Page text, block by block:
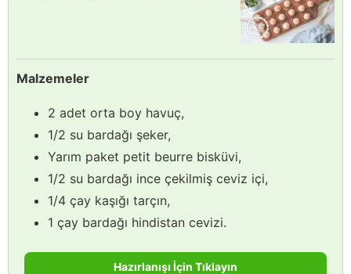
Malzemeler
2 adet orta boy havuç,
1/2 su bardağı şeker,
Yarım paket petit beurre bisküvi,
1/2 su bardağı ince çekilmiş ceviz içi,
1/4 çay kaşığı tarçın,
1 çay bardağı hindistan cevizi.
Hazırlanışı İçin Tıklayın